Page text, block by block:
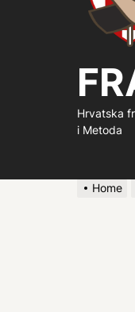
Hrvatska
i Metoda
Home